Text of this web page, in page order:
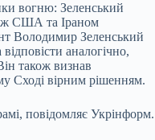
вогню: Зеленський
США та Іраном
Володимир Зеленський
аналогічно,
також визнав
Сході вірним рішенням.
повідомляє Укрінформ.